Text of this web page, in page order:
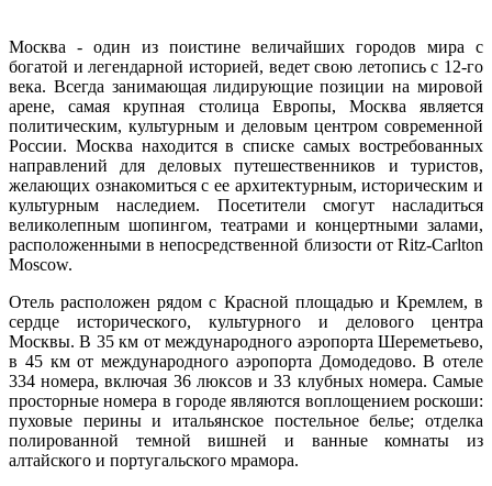
Москва - один из поистине величайших городов мира с
богатой и легендарной историей, ведет свою летопись с 12-го
века. Всегда занимающая лидирующие позиции на мировой
арене, самая крупная столица Европы, Москва является
политическим, культурным и деловым центром современной
России. Москва находится в списке самых востребованных
направлений для деловых путешественников и туристов,
желающих ознакомиться с ее архитектурным, историческим и
культурным наследием. Посетители смогут насладиться
великолепным шопингом, театрами и концертными залами,
расположенными в непосредственной близости от Ritz-Carlton
Moscow.
Отель расположен рядом с Красной площадью и Кремлем, в
сердце исторического, культурного и делового центра
Москвы. В 35 км от международного аэропорта Шереметьево,
в 45 км от международного аэропорта Домодедово. В отеле
334 номера, включая 36 люксов и 33 клубных номера. Самые
просторные номера в городе являются воплощением роскоши:
пуховые перины и итальянское постельное белье; отделка
полированной темной вишней и ванные комнаты из
алтайского и португальского мрамора.